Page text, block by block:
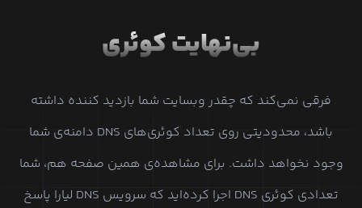
بی‌نهایت کوئری
فرقی نمی‌کند که چقدر وبسایت شما بازدید کننده داشته
باشد، محدودیتی روی تعداد کوئری‌های DNS دامنه‌ی شما
وجود نخواهد داشت. برای مشاهده‌ی همین صفحه هم، شما
تعدادی کوئری DNS اجرا کرده‌اید که سرویس DNS لیارا پاسخ